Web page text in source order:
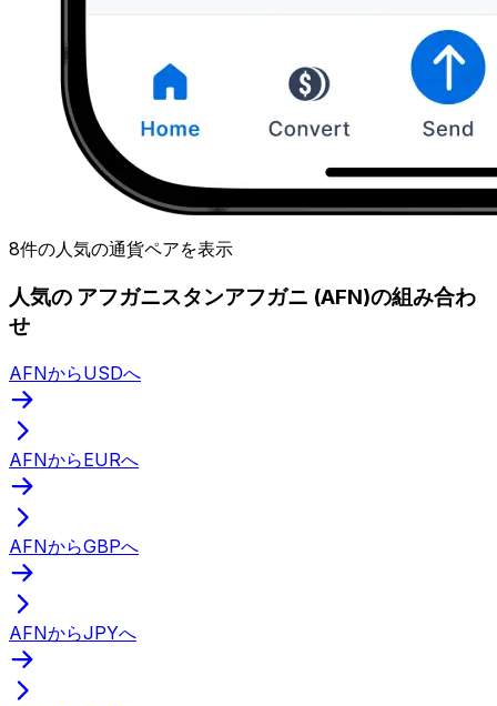
8件の人気の通貨ペアを表示
人気の アフガニスタンアフガニ (AFN)の組み合わ
せ
AFNからUSDへ
AFNからEURへ
AFNからGBPへ
AFNからJPYへ